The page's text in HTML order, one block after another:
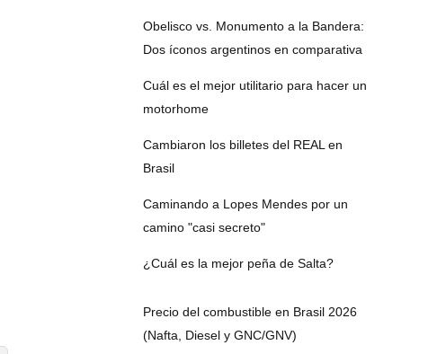
Obelisco vs. Monumento a la Bandera:
Dos íconos argentinos en comparativa
Cuál es el mejor utilitario para hacer un
motorhome
Cambiaron los billetes del REAL en
Brasil
Caminando a Lopes Mendes por un
camino "casi secreto"
¿Cuál es la mejor peña de Salta?
Precio del combustible en Brasil 2026
(Nafta, Diesel y GNC/GNV)